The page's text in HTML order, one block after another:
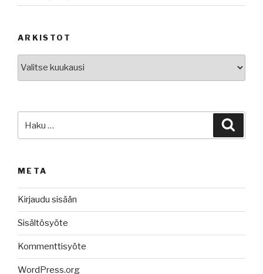
ARKISTOT
META
Kirjaudu sisään
Sisältösyöte
Kommenttisyöte
WordPress.org